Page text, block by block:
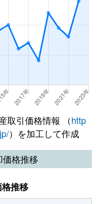
上熊本(ＪＲ・熊本電
上熊本(ＪＲ・熊本電
熊本
熊本
上熊本(ＪＲ・熊本電
上熊本(ＪＲ・熊本電
上熊本(ＪＲ・熊本電
上熊本(ＪＲ・熊本電
上熊本(ＪＲ・熊本電
上熊本(ＪＲ・熊本電
上熊本(ＪＲ・熊本電
上熊本(ＪＲ・熊本電
取引価格情報 （http
）を加工して作成
格推移
推移